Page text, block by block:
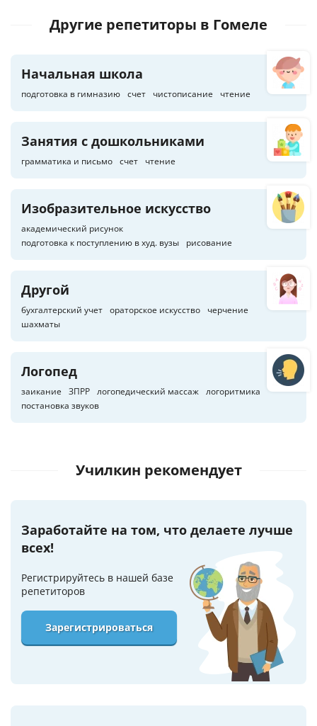
Другие репетиторы в Гомеле
Начальная школа
подготовка в гимназию счет чистописание чтение
Занятия с дошкольниками
грамматика и письмо счет чтение
Изобразительное искусство
академический рисунок
подготовка к поступлению в худ. вузы
рисование
Другой
бухгалтерский учет ораторское искусство
черчение
шахматы
Логопед
заикание ЗПРР логопедический массаж логоритмика
постановка звуков
Училкин рекомендует
Заработайте на том, что делаете лучше
всех!
Регистрируйтесь в нашей базе
репетиторов
Зарегистрироваться